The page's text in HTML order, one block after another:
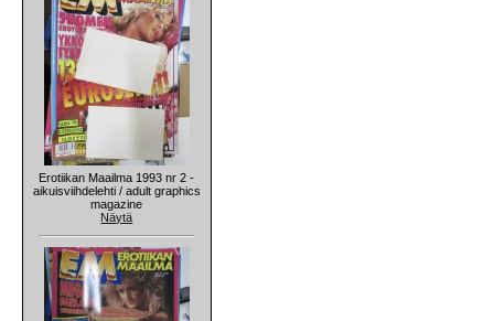
Erotiikan Maailma 1993 nr 2 -
aikuisviihdelehti / adult graphics
magazine
Näytä